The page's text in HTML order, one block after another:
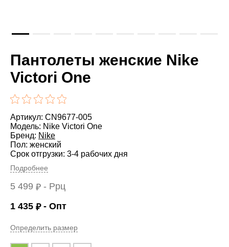
Пантолеты женские Nike
Victori One
Артикул: CN9677-005
Модель: Nike Victori One
Бренд: Nike
Пол: женский
Срок отгрузки: 3-4 рабочих дня
Подробнее
5 499 ₽ - Ррц
1 435 ₽- Опт
Определить размер